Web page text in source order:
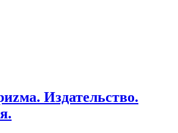
Издательство.